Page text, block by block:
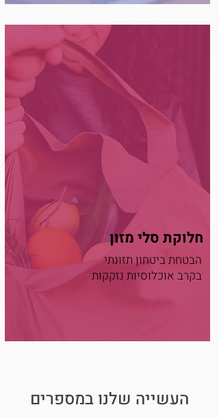
חלוקת סלי מזון
הבטחת ביטחון תזונתי
בקרב אוכלוסיות נזקקות
העשייה שלנו במספרים